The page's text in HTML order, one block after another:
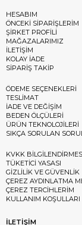
HESABIM
ÖNCEKİ SİPARİŞLERİM
ŞİRKET PROFİLİ
MAĞAZALARIMIZ
İLETİŞİM
KOLAY İADE
SİPARİŞ TAKİP
ÖDEME SEÇENEKLERİ
TESLİMAT
İADE VE DEĞİŞİM
BEDEN ÖLÇÜLERİ
ÜRÜN TEKNOLOJİLERİ
SIKÇA SORULAN
KVKK
TÜKETİCİ YASASI
GİZLİLİK VE GÜVENLİK
ÇEREZ AYDINLATMA
ÇEREZ TERCİHLERİM
KULLANIM KOŞULLARI
İLETİŞİM